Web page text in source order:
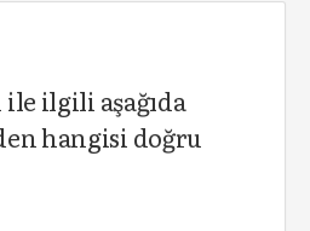
ilgili aşağıda
hangisi doğru